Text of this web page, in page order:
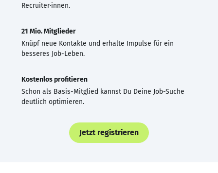
Recruiter·innen.
21 Mio. Mitglieder
Knüpf neue Kontakte und erhalte Impulse für ein
besseres Job-Leben.
Kostenlos profitieren
Schon als Basis-Mitglied kannst Du Deine Job-Suche
deutlich optimieren.
Jetzt registrieren